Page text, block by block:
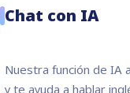
Chat con IA
Nuestra función de IA
y te ayuda a hablar